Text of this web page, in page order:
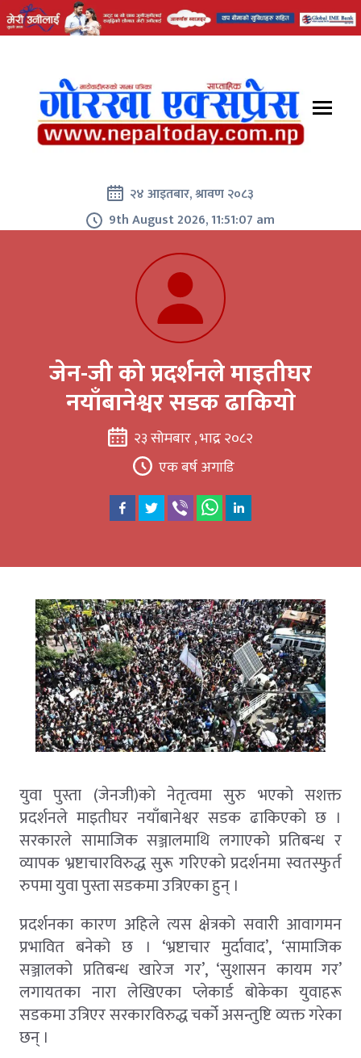
२४ आइतबार, श्रावण २०८३
9th August 2026, 11:51:07 am
जेन-जी को प्रदर्शनले माइतीघर
नयाँबानेश्वर सडक ढाकियाे
२३ सोमबार , भाद्र २०८२
एक बर्ष अगाडि
युवा पुस्ता (जेनजी)काे नेतृत्वमा सुरु भएको सशक्त
प्रदर्शनले माइतीघर नयाँबानेश्वर सडक ढाकिएकाे छ ।
सरकारले सामाजिक सञ्जालमाथि लगाएको प्रतिबन्ध र
व्यापक भ्रष्टाचारविरुद्ध सुरू गरिएकाे प्रदर्शनमा स्वतस्फुर्त
रुपमा युवा पुस्ता सडकमा उत्रिएका हुन् ।
प्रदर्शनका कारण अहिले त्यस क्षेत्रको सवारी आवागमन
प्रभावित बनेको छ । ‘भ्रष्टाचार मुर्दावाद’, ‘सामाजिक
सञ्जालको प्रतिबन्ध खारेज गर’, ‘सुशासन कायम गर’
लगायतका नारा लेखिएका प्लेकार्ड बोकेका युवाहरू
सडकमा उत्रिएर सरकारविरुद्ध चर्को असन्तुष्टि व्यक्त गरेका
छन् ।